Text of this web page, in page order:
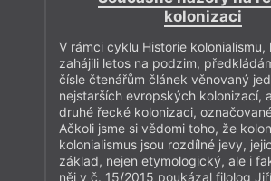
kolonizaci
V rámci cyklu Historie kolonialismu,
zahájili letos na podzim,
čísle čtenářům článek věnovaný
nejstarších evropských kolonizací,
druhé řecké kolonizaci, označované
Ačkoli jsme si vědomi toho, že
kolonialismus jsou rozdílné jevy,
základ, nejen etymologický, ale i
něj v č. 15/2015 poukázal filolog